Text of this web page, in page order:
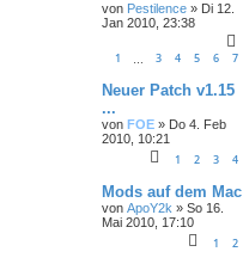
von Pestilence » Di 12.
Jan 2010, 23:38
1 3 4 5 6 7
Neuer Patch v1.15
...
von FOE » Do 4. Feb
2010, 10:21
1 2 3 4
Mods auf dem Mac
von ApoY2k » So 16.
Mai 2010, 17:10
1 2